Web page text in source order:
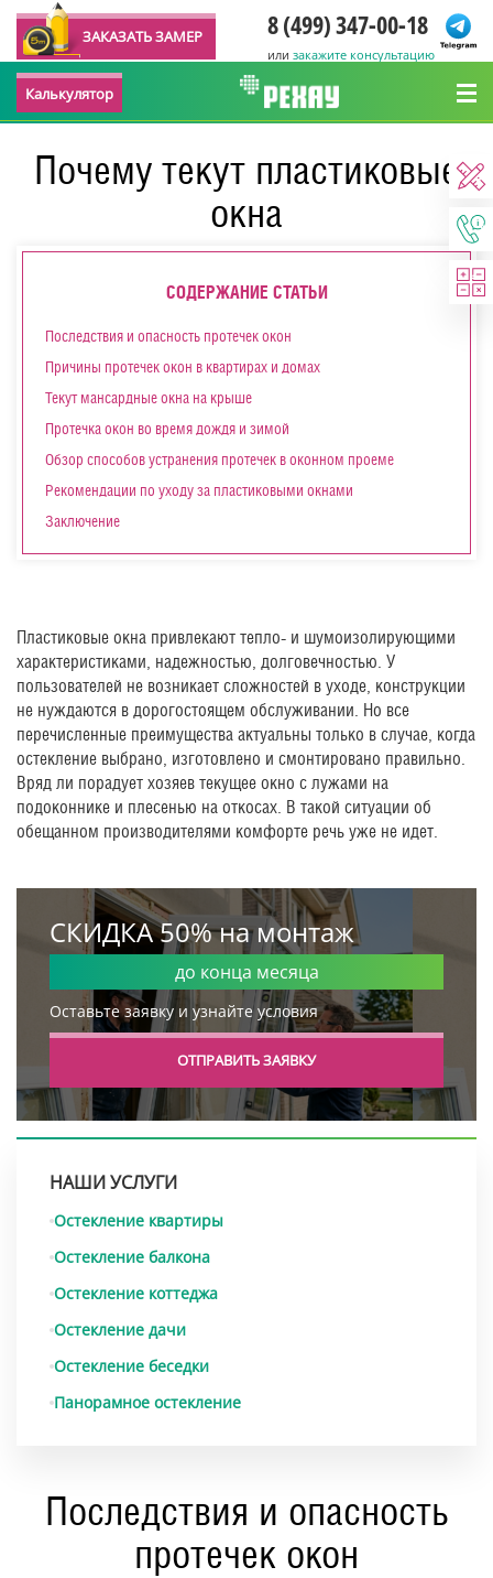
ЗАКАЗАТЬ ЗАМЕР 8 (499) 347-00-18
или закажите консультацию
Калькулятор
Почему текут пластиковые
окна
СОДЕРЖАНИЕ СТАТЬИ
Последствия и опасность протечек окон
Причины протечек окон в квартирах и домах
Текут мансардные окна на крыше
Протечка окон во время дождя и зимой
Обзор способов устранения протечек в оконном проеме
Рекомендации по уходу за пластиковыми окнами
Заключение
Пластиковые окна привлекают тепло- и шумоизолирующими
характеристиками, надежностью, долговечностью. У
пользователей не возникает сложностей в уходе, конструкции
не нуждаются в дорогостоящем обслуживании. Но все
перечисленные преимущества актуальны только в случае, когда
остекление выбрано, изготовлено и смонтировано правильно.
Вряд ли порадует хозяев текущее окно с лужами на
подоконнике и плесенью на откосах. В такой ситуации об
обещанном производителями комфорте речь уже не идет.
СКИДКА 50% на монтаж
до конца месяца
Оставьте заявку и узнайте условия
ОТПРАВИТЬ ЗАЯВКУ
НАШИ УСЛУГИ
Остекление квартиры
Остекление балкона
Остекление коттеджа
Остекление дачи
Остекление беседки
Панорамное остекление
Последствия и опасность
протечек окон